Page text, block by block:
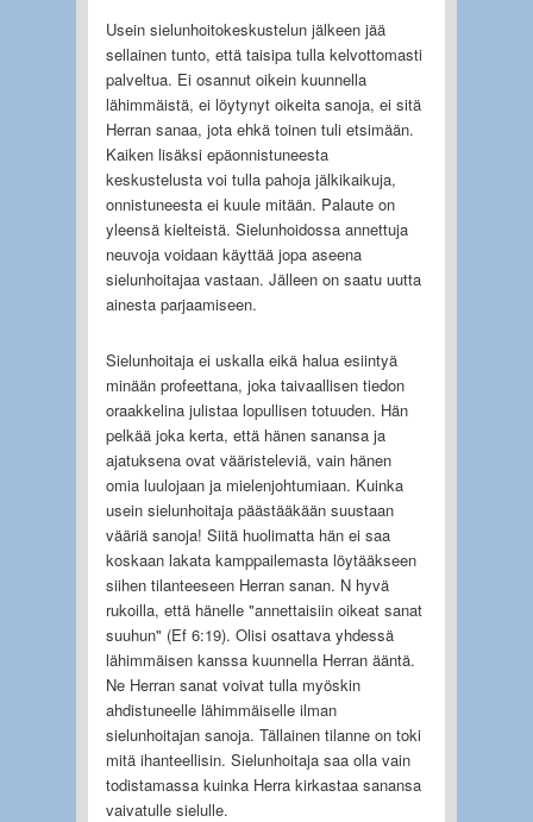
Usein sielunhoitokeskustelun jälkeen jää
sellainen tunto, että taisipa tulla kelvottomasti
palveltua. Ei osannut oikein kuunnella
lähimmäistä, ei löytynyt oikeita sanoja, ei sitä
Herran sanaa, jota ehkä toinen tuli etsimään.
Kaiken lisäksi epäonnistuneesta
keskustelusta voi tulla pahoja jälkikaikuja,
onnistuneesta ei kuule mitään. Palaute on
yleensä kielteistä. Sielunhoidossa annettuja
neuvoja voidaan käyttää jopa aseena
sielunhoitajaa vastaan. Jälleen on saatu uutta
ainesta parjaamiseen.
Sielunhoitaja ei uskalla eikä halua esiintyä
minään profeettana, joka taivaallisen tiedon
oraakkelina julistaa lopullisen totuuden. Hän
pelkää joka kerta, että hänen sanansa ja
ajatuksena ovat vääristeleviä, vain hänen
omia luulojaan ja mielenjohtumiaan. Kuinka
usein sielunhoitaja päästääkään suustaan
vääriä sanoja! Siitä huolimatta hän ei saa
koskaan lakata kamppailemasta löytääkseen
siihen tilanteeseen Herran sanan. N hyvä
rukoilla, että hänelle "annettaisiin oikeat sanat
suuhun" (Ef 6:19). Olisi osattava yhdessä
lähimmäisen kanssa kuunnella Herran ääntä.
Ne Herran sanat voivat tulla myöskin
ahdistuneelle lähimmäiselle ilman
sielunhoitajan sanoja. Tällainen tilanne on toki
mitä ihanteellisin. Sielunhoitaja saa olla vain
todistamassa kuinka Herra kirkastaa sanansa
vaivatulle sielulle.